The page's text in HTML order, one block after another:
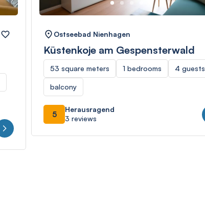
Ostseebad Nienhagen
Küstenkoje am Gespensterwald
53 square meters 1 bedrooms 4 guests
balcony
5
Herausragend
3 reviews